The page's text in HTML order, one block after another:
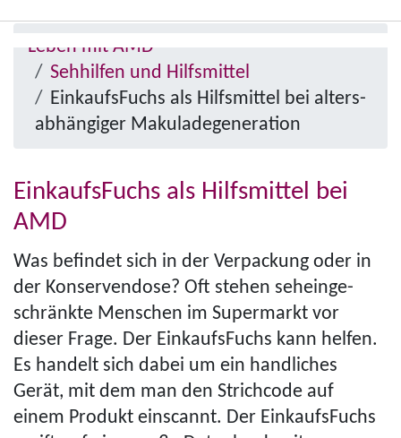
Inhalt
Menü
anzeigen/ausblenden
na­
ga­
Leben mit AMD
Sehhilfen und Hilfsmittel
EinkaufsFuchs als Hilfsmittel bei alters­
abhän­giger Makula­degeneration
EinkaufsFuchs als Hilfsmittel bei
AMD
Was befindet sich in der Verpackung oder in
der Konservendose? Oft stehen seh­ein­ge­
schränkte Menschen im Supermarkt vor
dieser Frage. Der EinkaufsFuchs kann helfen.
Es handelt sich dabei um ein handliches
Gerät, mit dem man den Strichcode auf
einem Produkt einscannt. Der EinkaufsFuchs